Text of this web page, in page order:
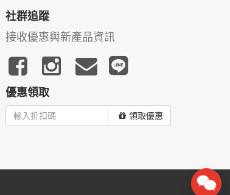
社群追蹤
接收優惠與新產品資訊
優惠領取
領取優惠